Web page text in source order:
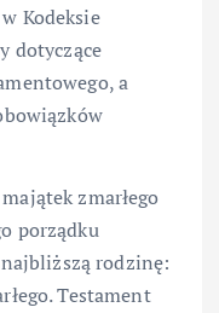
Kodeksie
dotyczące
a
zmarłego
porządku
rodzinę:
Testament